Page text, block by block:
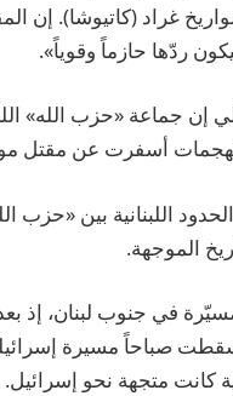
غراد (كاتيوشا).‏ إن
ردّها ‏حازماً وقوياً».
إن جماعة «حزب الله»
أسفرت عن مقتل
اللبنانية بين
الموجهة.
في جنوب لبنان، إذ
صباحاً مسيرة
كانت متجهة نحو إسرائيل.